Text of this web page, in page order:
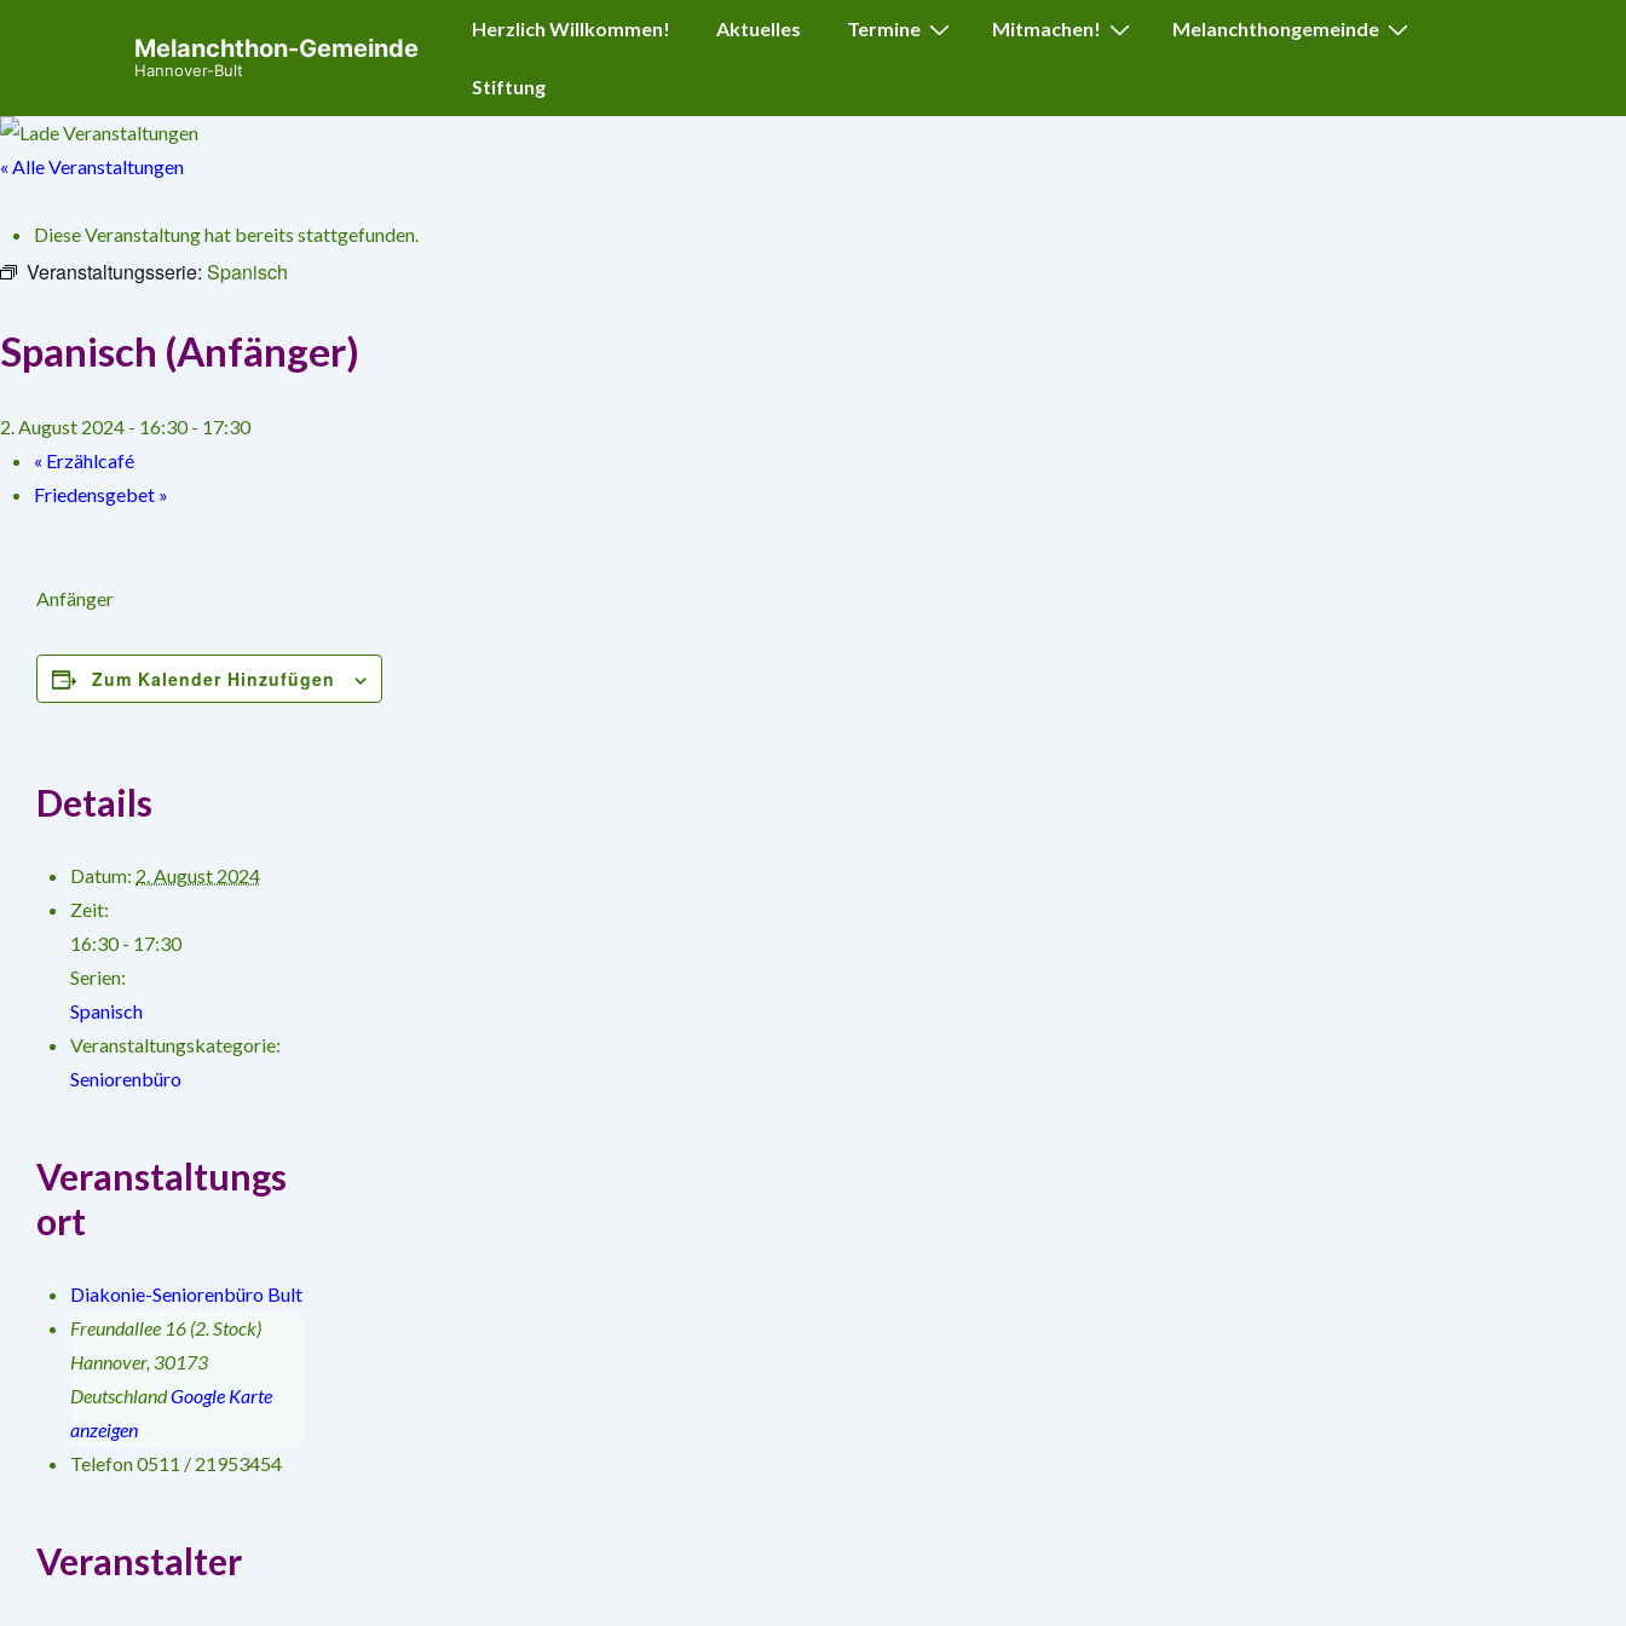
Melanchthon-Gemeinde
Hannover-Bult
Herzlich Willkommen! Aktuelles Termine Mitmachen! Melanchthongemeinde
Stiftung
« Alle Veranstaltungen
Diese Veranstaltung hat bereits stattgefunden.
Veranstaltungsserie: Spanisch
Spanisch (Anfänger)
2. August 2024 - 16:30- 17:30
« Erzählcafé
Friedensgebet »
Anfänger
Zum Kalender Hinzufügen
Details
Datum: 2. August 2024
Zeit:
16:30 - 17:30
Serien:
Spanisch
Veranstaltungskategorie:
Seniorenbüro
Veranstaltungs
ort
Diakonie-Seniorenbüro Bult
Freundallee 16 (2. Stock)
Hannover,30173
DeutschlandGoogle Karte
anzeigen
Telefon0511 / 21953454
Veranstalter